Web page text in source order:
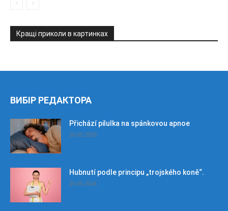
Кращі приколи в картинках
ВИБІР РЕДАКТОРА
Přichází pilulka na spánkovou apnoe
26.05.2026
Hubnutí podle principu „trojského koně“.
25.05.2026